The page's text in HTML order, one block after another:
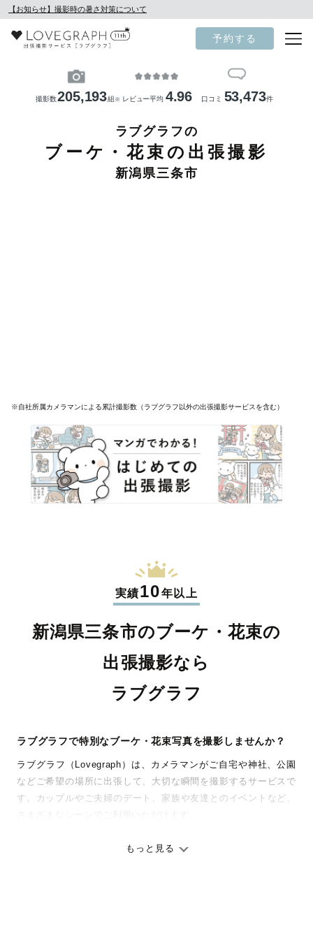
【お知らせ】撮影時の暑さ対策について
予約する
撮影数205,193組 ※ レビュー平均 4.96 口コミ 53,473件
ラブグラフの
ブーケ・花束の出張撮影
新潟県三条市
※自社所属カメラマンによる累計撮影数（ラブグラフ以外の出張撮影サービスを含む）
実績10年以上
新潟県三条市のブーケ・花束の
出張撮影なら
ラブグラフ
ラブグラフで特別なブーケ・花束写真を撮影しませんか？
ラブグラフ（Lovegraph）は、カメラマンがご自宅や神社、公園
などご希望の場所に出張して、大切な瞬間を撮影するサービスで
す。カップルやご夫婦のデート、家族や友達とのイベントなど、
ありのままの空気感を大切に、何十年経っても見返したくなるよ
もっと見る